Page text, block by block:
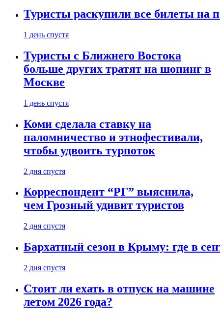
Туристы раскупили все билеты на
1 день спустя
Туристы с Ближнего Востока
больше других тратят на шопинг в
Москве
1 день спустя
Коми сделала ставку на
паломничество и этнофестивали,
чтобы удвоить турпоток
2 дня спустя
Корреспондент “РГ” выяснила,
чем Грозный удивит туристов
2 дня спустя
Бархатный сезон в Крыму: где в
2 дня спустя
Стоит ли ехать в отпуск на машине
летом 2026 года?